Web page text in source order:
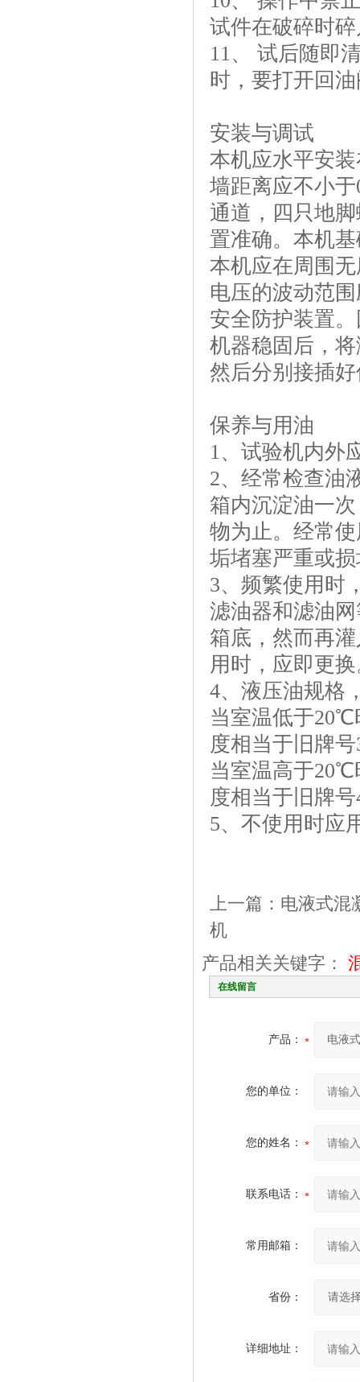
试件在破碎时
11、 试后随即
时，要打开回
安装与调试
本机应水平安
墙距离应不小
通道，四只地
置准确。本机
本机应在周围
电压的波动范
安全防护装置
机器稳固后，
然后分别接插
保养与用油
1、试验机内外
2、经常检查油
箱内沉淀油一
物为止。经常
垢堵塞严重或
3、频繁使用时
滤油器和滤油
箱底，然而再
用时，应即更
4、液压油规格
当室温低于20℃
度相当于旧牌
当室温高于20℃
度相当于旧牌
5、不使用时应
上一篇： 电液式混
机
产品相关关键字：
在线留言
产品：
您的单位：
您的姓名：
联系电话：
常用邮箱：
省份：
详细地址：